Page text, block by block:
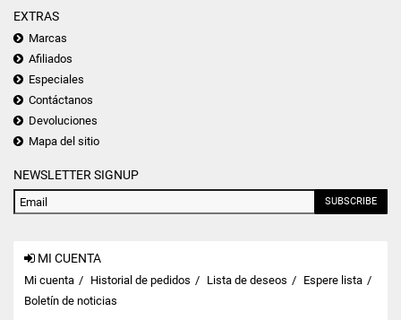
EXTRAS
Marcas
Afiliados
Especiales
Contáctanos
Devoluciones
Mapa del sitio
NEWSLETTER SIGNUP
SUBSCRIBE
MI CUENTA
Mi cuenta Historial de pedidos Lista de deseos
Espere lista
Boletín de noticias